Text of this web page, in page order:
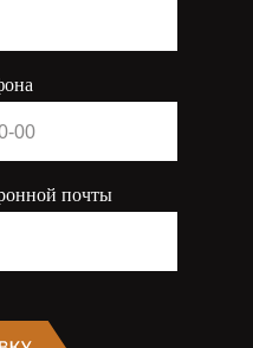
почты